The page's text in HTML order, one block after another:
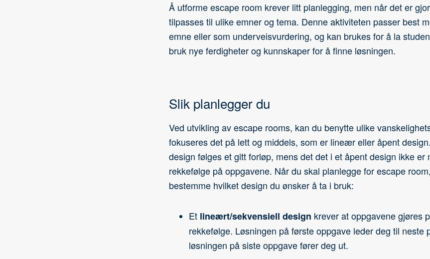
Å utforme escape room krever litt planlegging, men når det er
tilpasses til ulike emner og tema. Denne aktiviteten passer best
emne eller som underveisvurdering, og kan brukes for å la
bruk nye ferdigheter og kunnskaper for å finne løsningen.
Slik planlegger du
Ved utvikling av escape rooms, kan du benytte ulike
fokuseres det på lett og middels, som er lineær eller åpent
design følges et gitt forløp, mens det det i et åpent design ikke er
rekkefølge på oppgavene. Når du skal planlegge for escape
bestemme hvilket design du ønsker å ta i bruk:
Et lineært/sekvensiell design krever at oppgavene gjøres
rekkefølge. Løsningen på første oppgave leder deg til neste
løsningen på siste oppgave fører deg ut.